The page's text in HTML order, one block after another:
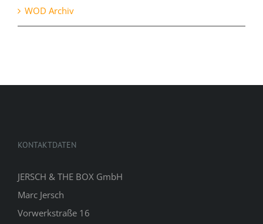
WOD Archiv
KONTAKTDATEN
JERSCH & THE BOX GmbH
Marc Jersch
Vorwerkstraße 16